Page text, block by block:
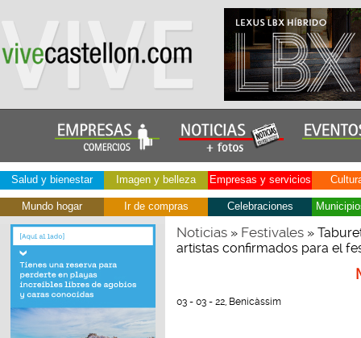
Salud y bienestar Imagen y belleza Empresas y servicios
Mundo hogar Ir de compras Celebraciones
Noticias» Festivales»
artistas confirmados para el
03 - 03 - 22, Benicàssim